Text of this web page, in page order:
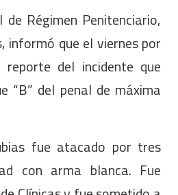
Régimen Penitenciario,
informó que el viernes por
del incidente que
“B” del penal de máxima
fue atacado por tres
con arma blanca. Fue